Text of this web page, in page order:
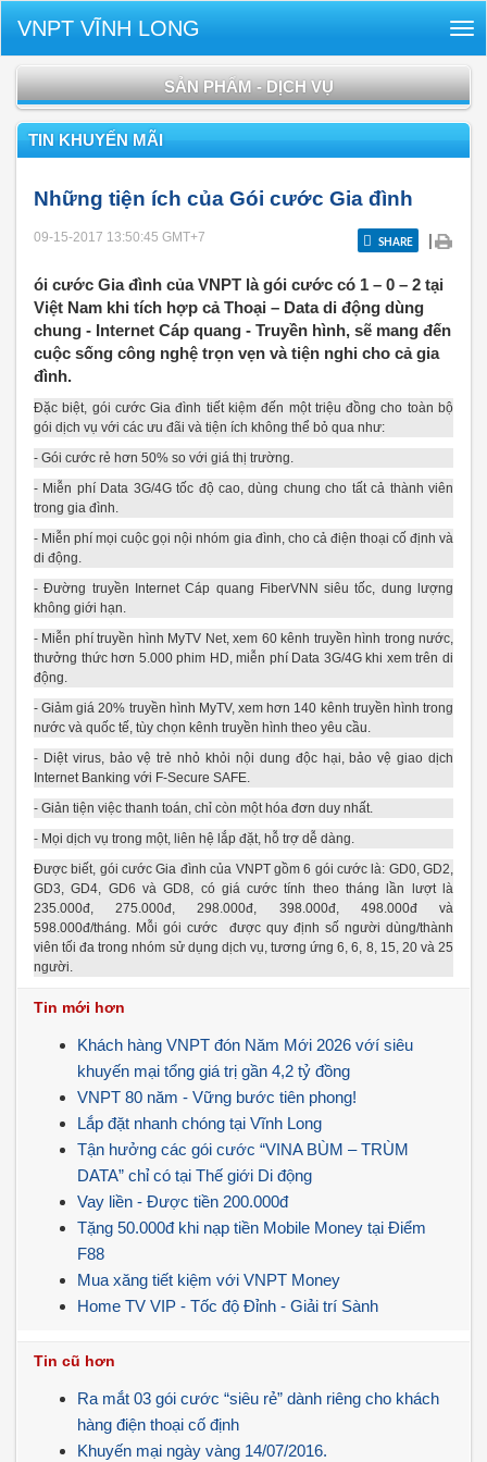
VNPT VĨNH LONG
SẢN PHẨM - DỊCH VỤ
TIN KHUYẾN MÃI
Những tiện ích của Gói cước Gia đình
09-15-2017 13:50:45 GMT+7 SHARE |
ói cước Gia đình của VNPT là gói cước có 1 – 0 – 2 tại
Việt Nam khi tích hợp cả Thoại – Data di động dùng
chung - Internet Cáp quang - Truyền hình, sẽ mang đến
cuộc sống công nghệ trọn vẹn và tiện nghi cho cả gia
đình.
Đặc biệt, gói cước Gia đình tiết kiệm đến một triệu đồng cho toàn bộ
gói dịch vụ với các ưu đãi và tiện ích không thể bỏ qua như:
- Gói cước rẻ hơn 50% so với giá thị trường.
- Miễn phí Data 3G/4G tốc độ cao, dùng chung cho tất cả thành viên
trong gia đình.
- Miễn phí mọi cuộc gọi nội nhóm gia đình, cho cả điện thoại cố định và
di động.
- Đường truyền Internet Cáp quang FiberVNN siêu tốc, dung lượng
không giới hạn.
- Miễn phí truyền hình MyTV Net, xem 60 kênh truyền hình trong nước,
thưởng thức hơn 5.000 phim HD, miễn phí Data 3G/4G khi xem trên di
động.
- Giảm giá 20% truyền hình MyTV, xem hơn 140 kênh truyền hình trong
nước và quốc tế, tùy chọn kênh truyền hình theo yêu cầu.
- Diệt virus, bảo vệ trẻ nhỏ khỏi nội dung độc hại, bảo vệ giao dịch
Internet Banking với F-Secure SAFE.
- Giản tiện việc thanh toán, chỉ còn một hóa đơn duy nhất.
- Mọi dịch vụ trong một, liên hệ lắp đặt, hỗ trợ dễ dàng.
Được biết, gói cước Gia đình của VNPT gồm 6 gói cước là: GD0, GD2,
GD3, GD4, GD6 và GD8, có giá cước tính theo tháng lần lượt là
235.000đ, 275.000đ, 298.000đ, 398.000đ, 498.000đ và
598.000đ/tháng. Mỗi gói cước được quy định số người dùng/thành
viên tối đa trong nhóm sử dụng dịch vụ, tương ứng 6, 6, 8, 15, 20 và 25
người.
Tin mới hơn
Khách hàng VNPT đón Năm Mới 2026 vớí siêu
khuyến mại tổng giá trị gần 4,2 tỷ đồng
VNPT 80 năm - Vững bước tiên phong!
Lắp đặt nhanh chóng tại Vĩnh Long
Tận hưởng các gói cước “VINA BÙM – TRÙM
DATA” chỉ có tại Thế giới Di động
Vay liền - Được tiền 200.000đ
Tặng 50.000đ khi nạp tiền Mobile Money tại Điểm
F88
Mua xăng tiết kiệm với VNPT Money
Home TV VIP - Tốc độ Đỉnh - Giải trí Sành
Tin cũ hơn
Ra mắt 03 gói cước “siêu rẻ” dành riêng cho khách
hàng điện thoại cố định
Khuyến mại ngày vàng 14/07/2016.